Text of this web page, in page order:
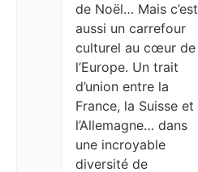
de Noël… Mais c’est
aussi un carrefour
culturel au cœur de
l’Europe. Un trait
d’union entre la
France, la Suisse et
l’Allemagne… dans
une incroyable
diversité de